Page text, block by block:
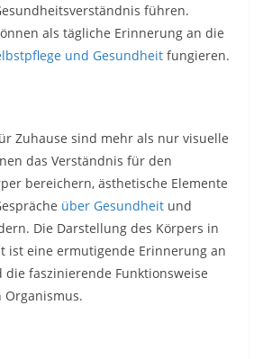
führen.
als tägliche Erinnerung an die
und Gesundheit fungieren.
Zuhause sind mehr als nur visuelle
das Verständnis für den
bereichern, ästhetische Elemente
über Gesundheit und
Die Darstellung des Körpers in
ist eine ermutigende Erinnerung an
die faszinierende Funktionsweise
Organismus.